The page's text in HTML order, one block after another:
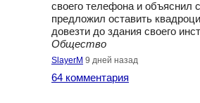
своего телефона и объяснил
предложил оставить
довезти до здания своего
Общество
SlayerM 9 дней назад
64 комментария